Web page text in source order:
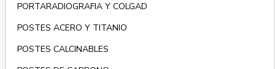
PORTARADIOGRAFIA Y COLGAD
POSTES ACERO Y TITANIO
POSTES CALCINABLES